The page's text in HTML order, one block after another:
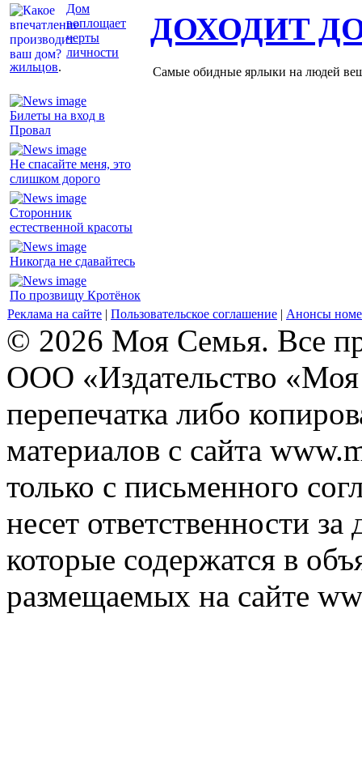
Дом
воплощает
черты
личности
жильцов.
Билеты на вход в
Провал
Не спасайте меня, это
слишком дорого
Сторонник
естественной красоты
Никогда не сдавайтесь
По прозвищу Кротёнок
ДОХОДИТ
Самые обидные ярлыки на людей
Реклама на сайте | Пользовательское соглашение | Анонсы
© 2026 Моя Семья. Все
ООО «Издательство
перепечатка либо
материалов с сайта
только с письменного
несет ответственности
которые содержатся в
размещаемых на сайте